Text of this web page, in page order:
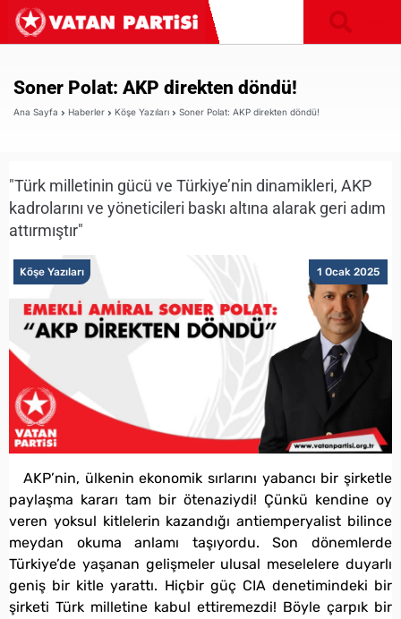
Soner Polat: AKP direkten döndü!
Ana Sayfa Haberler Köşe Yazıları Soner Polat: AKP direkten döndü!
"Türk milletinin gücü ve Türkiye’nin dinamikleri, AKP
kadrolarını ve yöneticileri baskı altına alarak geri adım
attırmıştır"
1 Ocak 2025
Köşe Yazıları
AKP’nin, ülkenin ekonomik sırlarını yabancı bir şirketle
paylaşma kararı tam bir ötenaziydi! Çünkü kendine oy
veren yoksul kitlelerin kazandığı antiemperyalist bilince
meydan okuma anlamı taşıyordu. Son dönemlerde
Türkiye’de yaşanan gelişmeler ulusal meselelere duyarlı
geniş bir kitle yarattı. Hiçbir güç CIA denetimindeki bir
şirketi Türk milletine kabul ettiremezdi! Böyle çarpık bir